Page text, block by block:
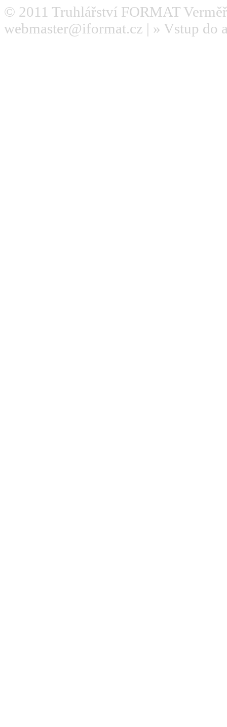
© 2011 Truhlářství FORMAT
webmaster@iformat.cz | » Vstup do